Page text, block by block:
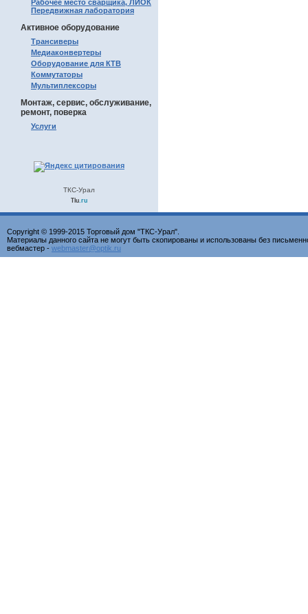
Рабочее место сварщика, ЛИОК
Передвижная лаборатория
Активное оборудование
Трансиверы
Медиаконвертеры
Оборудование для КТВ
Коммутаторы
Мультиплексоры
Монтаж, сервис, обслуживание,
ремонт, поверка
Услуги
ТКС-Урал
Tiu.ru
Copyright © 1999-2015 Торговый дом "ТКС-Урал".
Материалы данного сайта не могут быть скопированы и использованы без
вебмастер - webmaster@optik.ru